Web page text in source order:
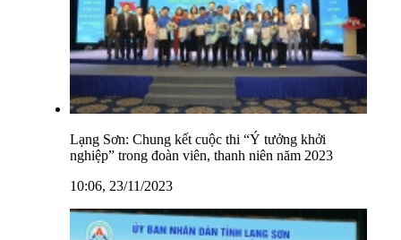
Lạng Sơn: Chung kết cuộc thi “Ý tưởng khởi
nghiệp” trong đoàn viên, thanh niên năm 2023
10:06, 23/11/2023